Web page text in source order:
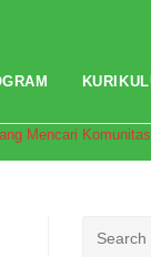
Mencari